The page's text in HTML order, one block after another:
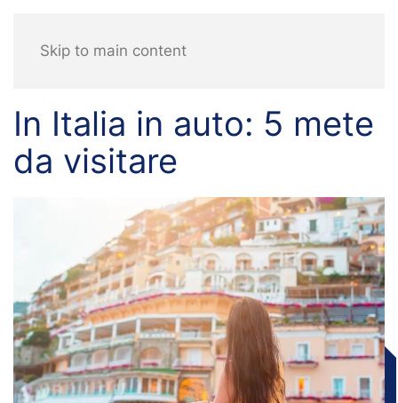
Skip to main content
In Italia in auto: 5 mete
da visitare